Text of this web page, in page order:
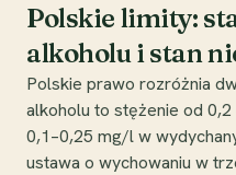
Polskie limity:
alkoholu i stan
Polskie prawo rozróżnia
alkoholu to stężenie od
0,1–0,25 mg/l w
ustawa o wychowaniu w